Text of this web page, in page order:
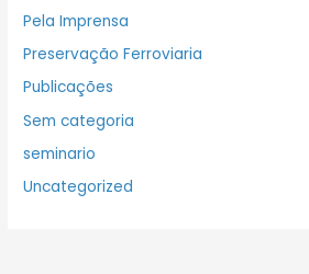
Pela Imprensa
Preservação Ferroviaria
Publicações
Sem categoria
seminario
Uncategorized